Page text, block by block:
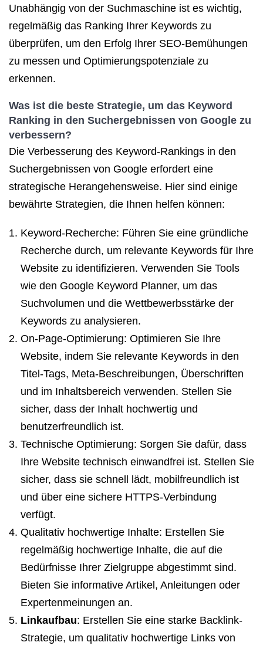
Unabhängig von der Suchmaschine ist es wichtig,
regelmäßig das Ranking Ihrer Keywords zu
überprüfen, um den Erfolg Ihrer SEO-Bemühungen
zu messen und Optimierungspotenziale zu
erkennen.
Was ist die beste Strategie, um das Keyword
Ranking in den Suchergebnissen von Google zu
verbessern?
Die Verbesserung des Keyword-Rankings in den
Suchergebnissen von Google erfordert eine
strategische Herangehensweise. Hier sind einige
bewährte Strategien, die Ihnen helfen können:
Keyword-Recherche: Führen Sie eine gründliche
Recherche durch, um relevante Keywords für Ihre
Website zu identifizieren. Verwenden Sie Tools
wie den Google Keyword Planner, um das
Suchvolumen und die Wettbewerbsstärke der
Keywords zu analysieren.
On-Page-Optimierung: Optimieren Sie Ihre
Website, indem Sie relevante Keywords in den
Titel-Tags, Meta-Beschreibungen, Überschriften
und im Inhaltsbereich verwenden. Stellen Sie
sicher, dass der Inhalt hochwertig und
benutzerfreundlich ist.
Technische Optimierung: Sorgen Sie dafür, dass
Ihre Website technisch einwandfrei ist. Stellen Sie
sicher, dass sie schnell lädt, mobilfreundlich ist
und über eine sichere HTTPS-Verbindung
verfügt.
Qualitativ hochwertige Inhalte: Erstellen Sie
regelmäßig hochwertige Inhalte, die auf die
Bedürfnisse Ihrer Zielgruppe abgestimmt sind.
Bieten Sie informative Artikel, Anleitungen oder
Expertenmeinungen an.
Linkaufbau: Erstellen Sie eine starke Backlink-
Strategie, um qualitativ hochwertige Links von